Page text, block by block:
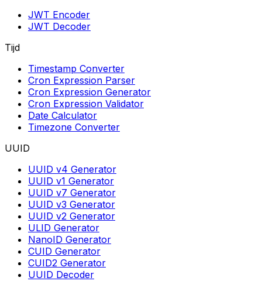
JWT Encoder
JWT Decoder
Tijd
Timestamp Converter
Cron Expression Parser
Cron Expression Generator
Cron Expression Validator
Date Calculator
Timezone Converter
UUID
UUID v4 Generator
UUID v1 Generator
UUID v7 Generator
UUID v3 Generator
UUID v2 Generator
ULID Generator
NanoID Generator
CUID Generator
CUID2 Generator
UUID Decoder